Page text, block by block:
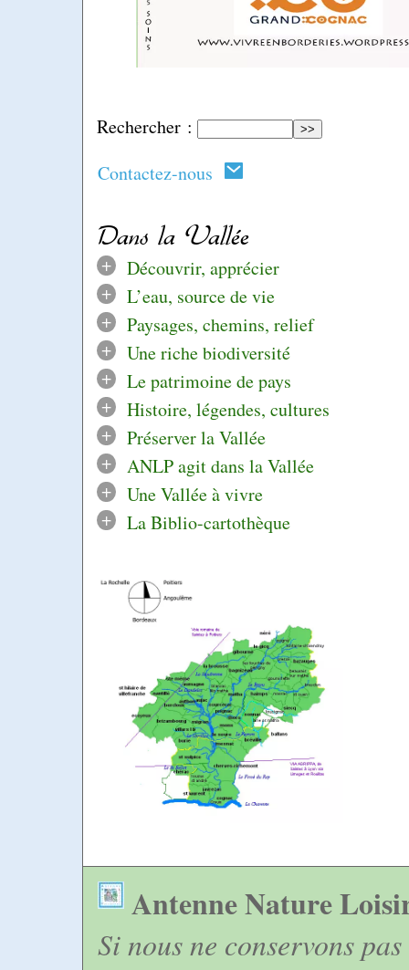
Rechercher :
Contactez-nous
Dans la Vallée
+
Découvrir, apprécier
+
L’eau, source de vie
+
Paysages, chemins, relief
+
Une riche biodiversité
+
Le patrimoine de pays
+
Histoire, légendes, cultures
+
Préserver la Vallée
+
ANLP agit dans la Vallée
+
Une Vallée à vivre
+
La Biblio-cartothèque
Antenne Nature
Si nous ne conservons